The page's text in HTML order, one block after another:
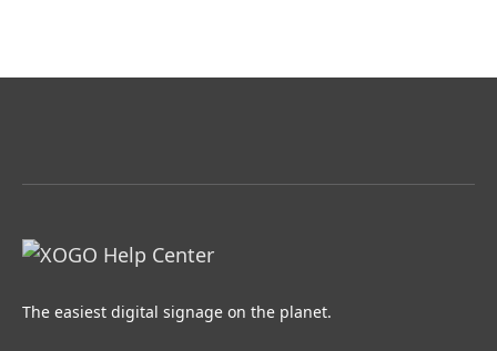
The easiest digital signage on the planet.